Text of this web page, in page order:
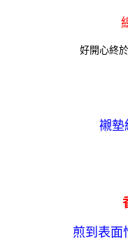
好開心終
襯墊
煎到表面